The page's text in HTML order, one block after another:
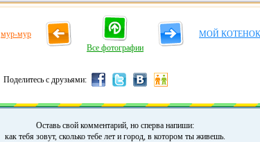
мур-мур
Все фотографии
МОЙ КОТЕНОК
Поделитесь с друзьями:
Оставь свой комментарий, но сперва напиши:
как тебя зовут, сколько тебе лет и город, в котором ты живешь.